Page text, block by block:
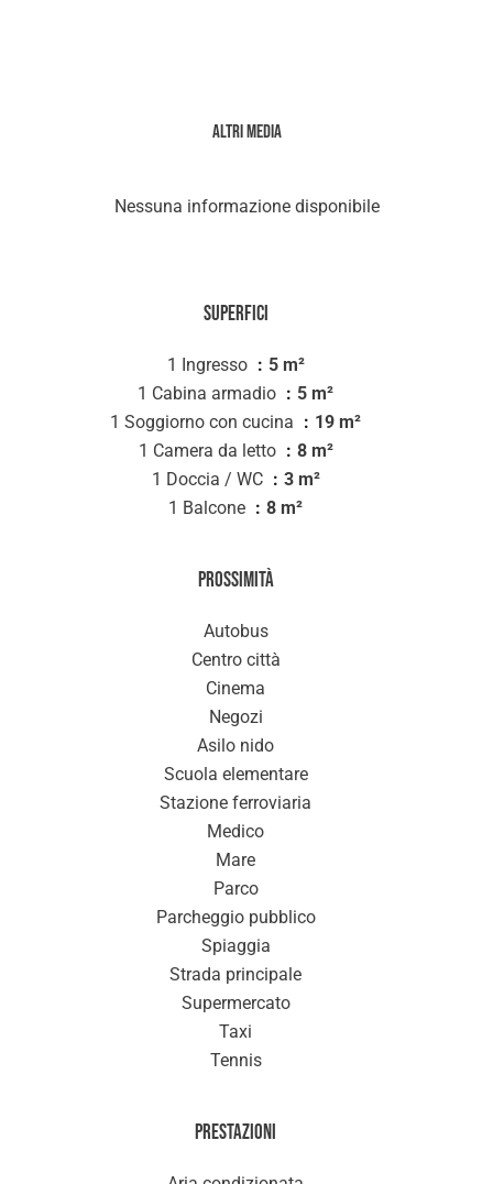
Altri media
Nessuna informazione disponibile
Superfici
1 Ingresso
5 m²
1 Cabina armadio
5 m²
1 Soggiorno con cucina
19 m²
1 Camera da letto
8 m²
1 Doccia / WC
3 m²
1 Balcone
8 m²
Prossimità
Autobus
Centro città
Cinema
Negozi
Asilo nido
Scuola elementare
Stazione ferroviaria
Medico
Mare
Parco
Parcheggio pubblico
Spiaggia
Strada principale
Supermercato
Taxi
Tennis
Prestazioni